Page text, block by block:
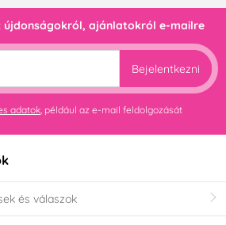
újdonságokról, ajánlatokról e-mailre
Bejelentkezni
adatok, például az e-mail feldolgozását
és válaszok